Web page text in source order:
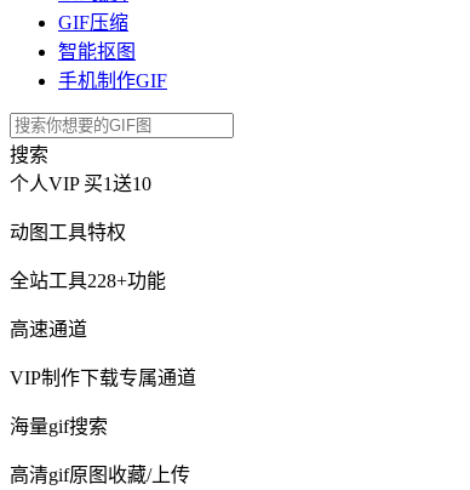
GIF压缩
智能抠图
手机制作GIF
搜索
个人VIP 买1送10
动图工具特权
全站工具228+功能
高速通道
VIP制作下载专属通道
海量gif搜索
高清gif原图收藏/上传